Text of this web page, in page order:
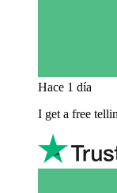
Hace 1 día
I get a free